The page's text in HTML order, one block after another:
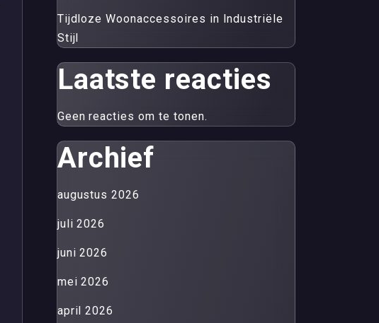
Tijdloze Woonaccessoires in Industriële
Stijl
Laatste reacties
Geen reacties om te tonen.
Archief
augustus 2026
juli 2026
juni 2026
mei 2026
april 2026